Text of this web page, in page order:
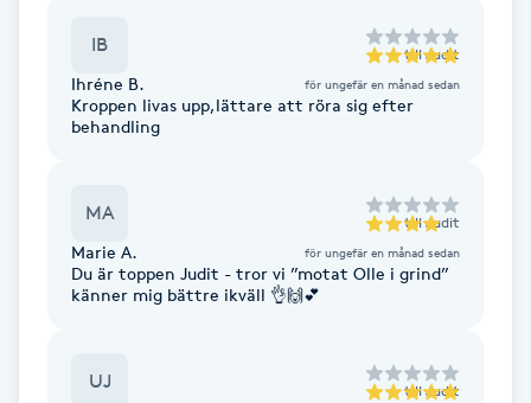
Face framing
Fet hårbotten
Fettreducering
IB till Judit
Ihréne B. för ungefär en månad sedan
Kroppen livas upp,lättare att röra sig efter
behandling
MA till Judit
Marie A. för ungefär en månad sedan
Du är toppen Judit - tror vi ”motat Olle i grind”
känner mig bättre ikväll 👌🙌💕
UJ till Judit